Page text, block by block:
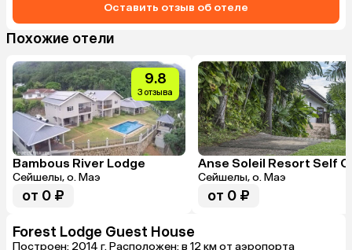
Оставить отзыв об отеле
Похожие отели
9.8
3 отзыва
Bambous River Lodge
Сейшелы, о. Маэ
от 0 ₽
Сейшелы, о. Маэ
от 0 ₽
Forest Lodge Guest House
Построен: 2014 г. Расположен: в 12 км от аэропорта